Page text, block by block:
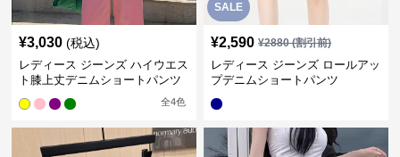
¥3,030 (税込)
レディース ジーンズ ハイウエス
ト膝上丈デニムショートパンツ
全4色
SALE
¥2,590 ¥2880(割引前)
レディース ジーンズ ロールアッ
プデニムショートパンツ